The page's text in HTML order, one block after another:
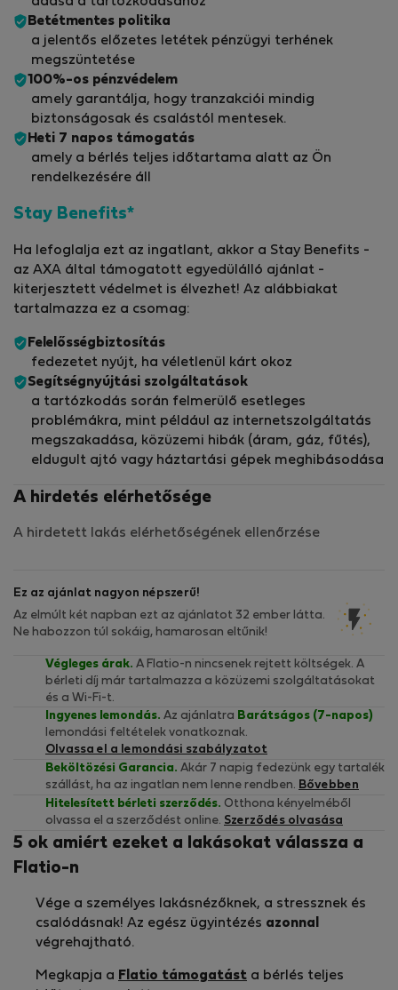
Betétmentes politika
a jelentős előzetes letétek pénzügyi terhének
megszüntetése
100%-os pénzvédelem
amely garantálja, hogy tranzakciói mindig
biztonságosak és csalástól mentesek.
Heti 7 napos támogatás
amely a bérlés teljes időtartama alatt az Ön
rendelkezésére áll
Stay Benefits*
Ha lefoglalja ezt az ingatlant, akkor a Stay Benefits -
az AXA által támogatott egyedülálló ajánlat -
kiterjesztett védelmet is élvezhet! Az alábbiakat
tartalmazza ez a csomag:
Felelősségbiztosítás
fedezetet nyújt, ha véletlenül kárt okoz
Segítségnyújtási szolgáltatások
a tartózkodás során felmerülő esetleges
problémákra, mint például az internetszolgáltatás
megszakadása, közüzemi hibák (áram, gáz, fűtés),
eldugult ajtó vagy háztartási gépek meghibásodása
A hirdetés elérhetősége
A hirdetett lakás elérhetőségének ellenőrzése
Ez az ajánlat nagyon népszerű!
Az elmúlt két napban ezt az ajánlatot 32 ember látta.
Ne habozzon túl sokáig, hamarosan eltűnik!
Végleges árak. A Flatio-n nincsenek rejtett költségek. A
bérleti díj már tartalmazza a közüzemi szolgáltatásokat
és a Wi-Fi-t.
Ingyenes lemondás. Az ajánlatra Barátságos (7-napos)
lemondási feltételek vonatkoznak.
Olvassa el a lemondási szabályzatot
Beköltözési Garancia. Akár 7 napig fedezünk egy tartalék
szállást, ha az ingatlan nem lenne rendben. Bővebben
Hitelesített bérleti szerződés. Otthona kényelméből
olvassa el a szerződést online. Szerződés olvasása
5 ok amiért ezeket a lakásokat válassza a
Flatio-n
Vége a személyes lakásnézőknek, a stressznek és
csalódásnak! Az egész ügyintézés azonnal
végrehajtható.
Megkapja a Flatio támogatást a bérlés teljes